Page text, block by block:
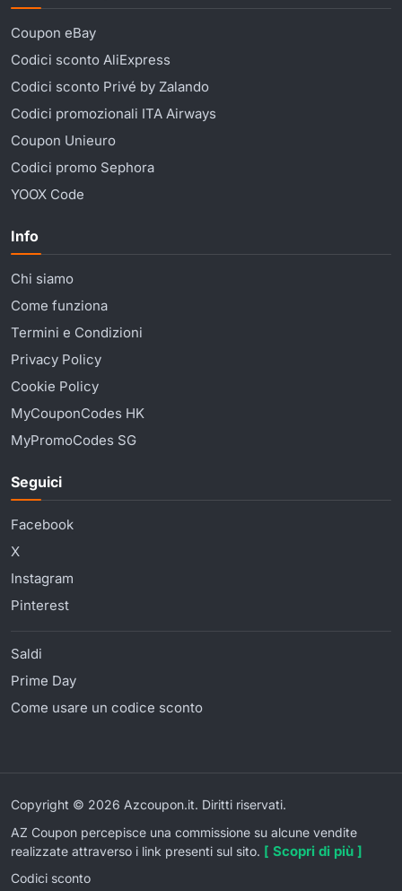
Coupon eBay
Codici sconto AliExpress
Codici sconto Privé by Zalando
Codici promozionali ITA Airways
Coupon Unieuro
Codici promo Sephora
YOOX Code
Info
Chi siamo
Come funziona
Termini e Condizioni
Privacy Policy
Cookie Policy
MyCouponCodes HK
MyPromoCodes SG
Seguici
Facebook
X
Instagram
Pinterest
Saldi
Prime Day
Come usare un codice sconto
Copyright © 2026 Azcoupon.it. Diritti riservati.
AZ Coupon percepisce una commissione su alcune vendite
realizzate attraverso i link presenti sul sito. [ Scopri di più ]
Codici sconto